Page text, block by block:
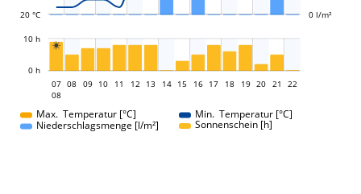
20 °C 0 l/m²

0 h
10 h
07
07
08
08 09 10 11 12 13 14 15 16 17 18 19 20 21 22
Max. Temperatur [°C]
Min. Temperatur [°C]
Niederschlagsmenge [l/m²]
Sonnenschein [h]